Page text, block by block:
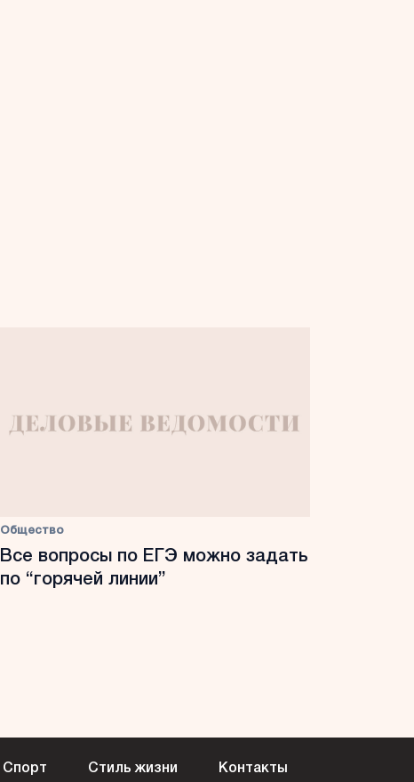
Общество
Все вопросы по ЕГЭ можно задать
по “горячей линии”
Спорт Стиль жизни Контакты